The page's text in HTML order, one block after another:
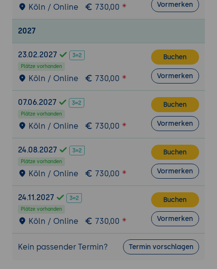
Köln / Online 730,00 Vormerken
2027
23.02.2027
Plätze vorhanden
Köln / Online 730,00
Buchen
Vormerken
07.06.2027
Plätze vorhanden
Köln / Online 730,00
Buchen
Vormerken
24.08.2027
Plätze vorhanden
Köln / Online 730,00
Buchen
Vormerken
24.11.2027
Plätze vorhanden
Köln / Online 730,00
Buchen
Vormerken
Kein passender Termin? Termin vorschlagen